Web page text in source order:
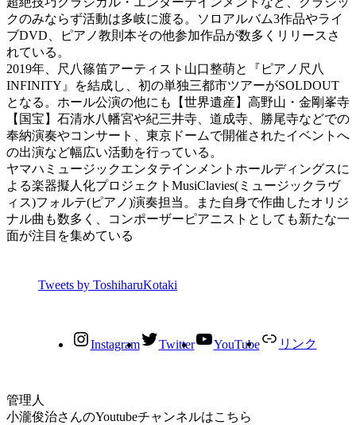
クのみならず活動は多岐に渡る。ソロアルバム3作品やライ
ブDVD、ピアノ教則本その他参加作品が数多くリリースさ
れている。
2019年、尺八篠笛アーティスト山口整萌と『ピアノ尺八
INFINITY』を結成し、初の単独三都市ツアーがSOLDOUT
となる。ホール公演の他にも【世界遺産】高野山・金剛峯寺
【国宝】石清水八幡宮や紀三井寺、道成寺、勝尾寺などでの
奉納演奏やコンサート、東京ドームで開催されたイベントへ
の出演など幅広い活動を行っている。
ヤマハミュージックエンタテインメントホールディングスに
よる楽器擬人化プロジェクトMusiClavies(ミュージックラヴ
ィス)フォルテ(ピアノ)演奏担当。また自身で作曲したオリジ
ナル曲も数多く、コンポーザーピアニストとしても新たな一
面が注目を集めている
Tweets by ToshiharuKotaki
Instagram Twitter YouTube リンク
小瀧俊治さんのYoutubeチャンネルはこちら